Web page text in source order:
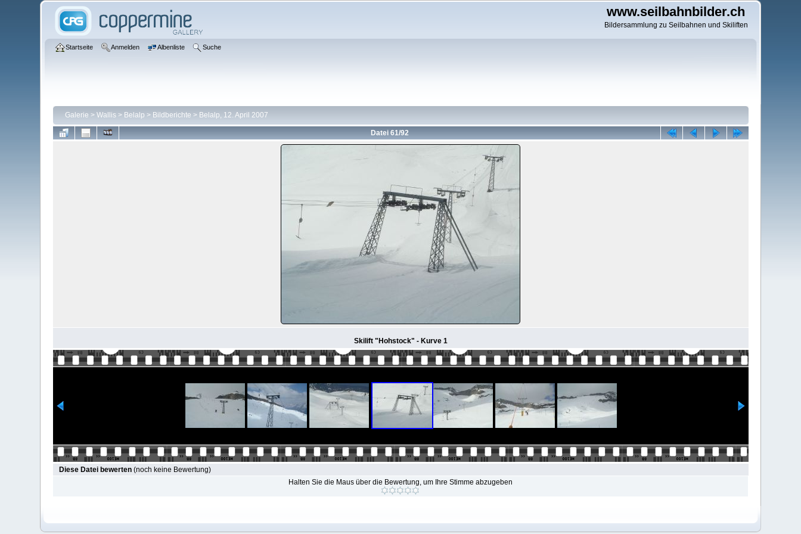
www.seilbahnbilder.ch
Bildersammlung zu Seilbahnen und Skiliften
Startseite Anmelden Albenliste Suche
Galerie > Wallis> Belalp > Bildberichte > Belalp, 12. April 2007
Datei 61/92
Skilift "Hohstock" - Kurve 1
Diese Datei bewerten(noch keine Bewertung)
Halten Sie die Maus über die Bewertung, um Ihre Stimme abzugeben